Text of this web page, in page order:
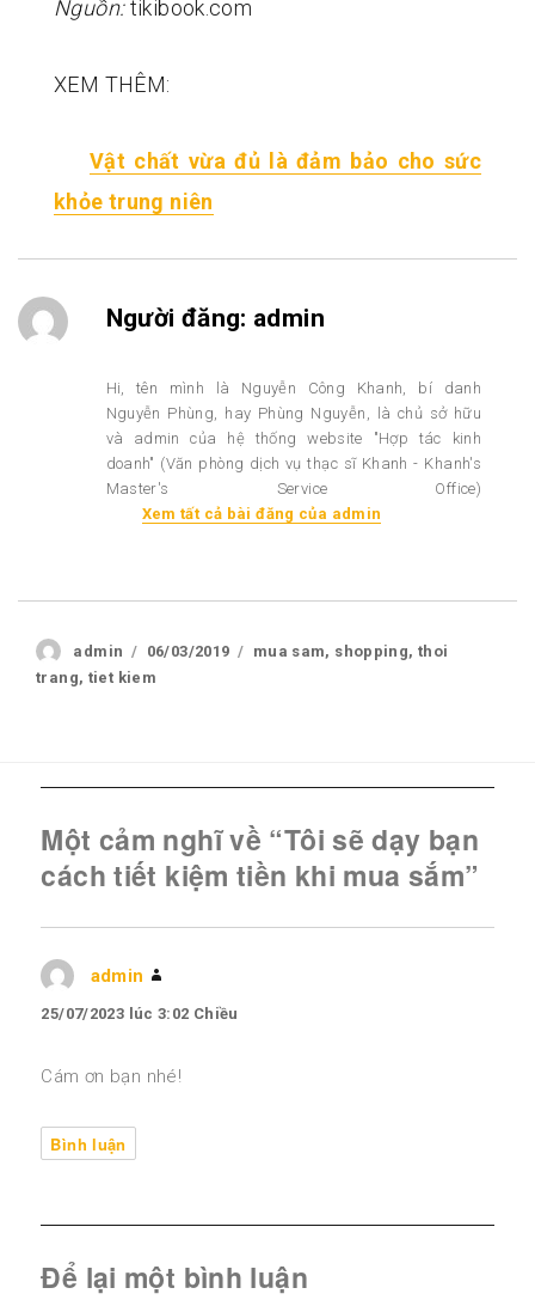
Nguồn:tikibook.com
XEM THÊM:
Vật chất vừa đủ là đảm bảo cho sức
khỏe trung niên
Người đăng: admin
Hi, tên mình là Nguyễn Công Khanh, bí danh
Nguyễn Phùng, hay Phùng Nguyễn, là chủ sở hữu
và admin của hệ thống website "Hợp tác kinh
doanh" (Văn phòng dịch vụ thạc sĩ Khanh - Khanh's
Master's Service Office)
Xem tất cả bài đăng của admin
Author
admin
Posted
on
06/03/2019 Tags
mua sam, shopping, thoi
trang, tiet kiem
Một cảm nghĩ về “Tôi sẽ dạy bạn
cách tiết kiệm tiền khi mua sắm”
admin
25/07/2023 lúc 3:02 Chiều
Cám ơn bạn nhé!
Bình luận
Để lại một bình luận